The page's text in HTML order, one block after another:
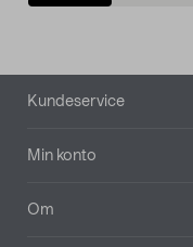
Bunntekst
Kundeservice
Min konto
Om